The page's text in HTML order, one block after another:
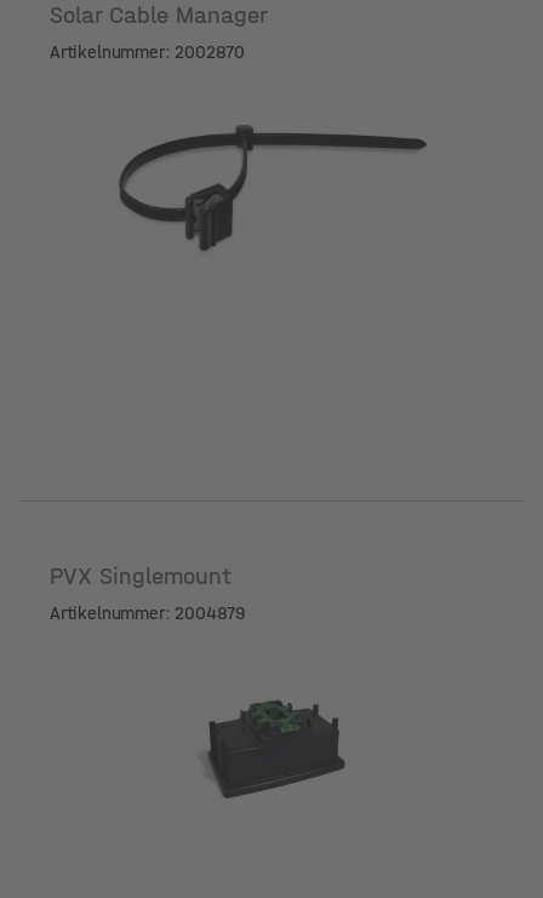
Solar Cable Manager
Artikelnummer: 2002870
PVX Singlemount
Artikelnummer: 2004879